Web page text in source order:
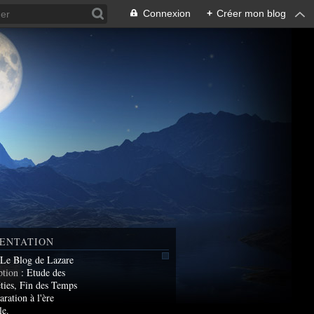
Connexion + Créer mon blog
Blog de Lazare
: Etude des
Fin des Temps
à l'ère